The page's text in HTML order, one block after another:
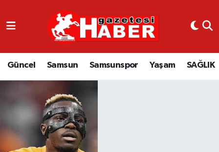
Güncel Samsun Samsunspor Yaşam SAĞLIK
GÜNCEL
SAMSUN
EKONOMİ
YAŞAM